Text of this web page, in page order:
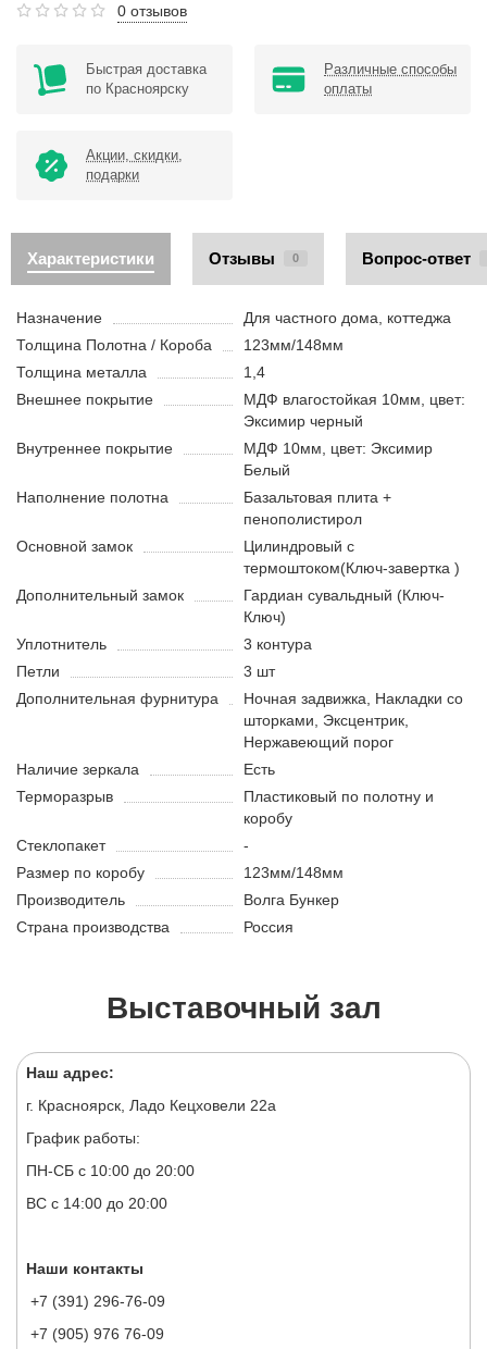
0 отзывов
Быстрая доставка
по Красноярску
Различные способы
оплаты
Акции, скидки,
подарки
Характеристики Отзывы 0 Вопрос-ответ
Назначение
Для частного дома, коттеджа
Толщина Полотна / Короба
123мм/148мм
Толщина металла
1,4
Внешнее покрытие
МДФ влагостойкая 10мм, цвет:
Эксимир черный
Внутреннее покрытие
МДФ 10мм, цвет: Эксимир
Белый
Наполнение полотна
Базальтовая плита +
пенополистирол
Основной замок
Цилиндровый с
термоштоком(Ключ-завертка )
Дополнительный замок
Гардиан сувальдный (Ключ-
Ключ)
Уплотнитель
3 контура
Петли
3 шт
Дополнительная фурнитура
Ночная задвижка, Накладки со
шторками, Эксцентрик,
Нержавеющий порог
Наличие зеркала
Есть
Терморазрыв
Пластиковый по полотну и
коробу
Стеклопакет
-
Размер по коробу
123мм/148мм
Производитель
Волга Бункер
Страна производства
Россия
Выставочный зал
Наш адрес:
г. Красноярск, Ладо Кецховели 22а
График работы:
ПН-СБ с 10:00 до 20:00
ВС с 14:00 до 20:00
Наши контакты
+7 (391) 296-76-09
+7 (905) 976 76-09